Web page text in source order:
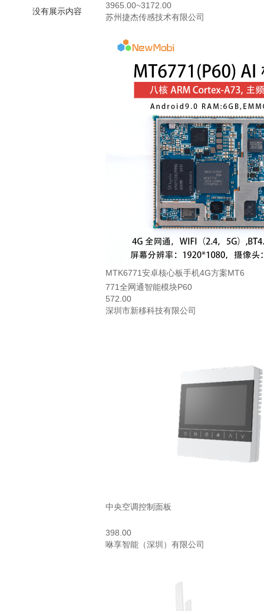
3965.00~3172.00
苏州捷杰传感技术有限公司
MTK6771安卓核心板手机4G方案MT6
771全网通智能模块P60
572.00
深圳市新移科技有限公司
中央空调控制面板
398.00
咻享智能（深圳）有限公司